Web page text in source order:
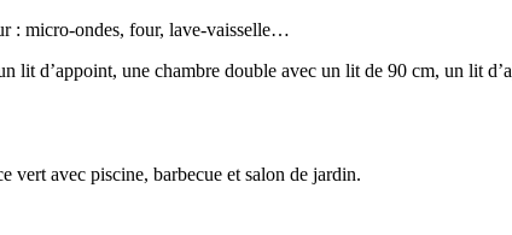
: micro-ondes, four, lave-vaisselle…
lit d’appoint, une chambre double avec un lit de 90 cm, un lit
vert avec piscine, barbecue et salon de jardin.